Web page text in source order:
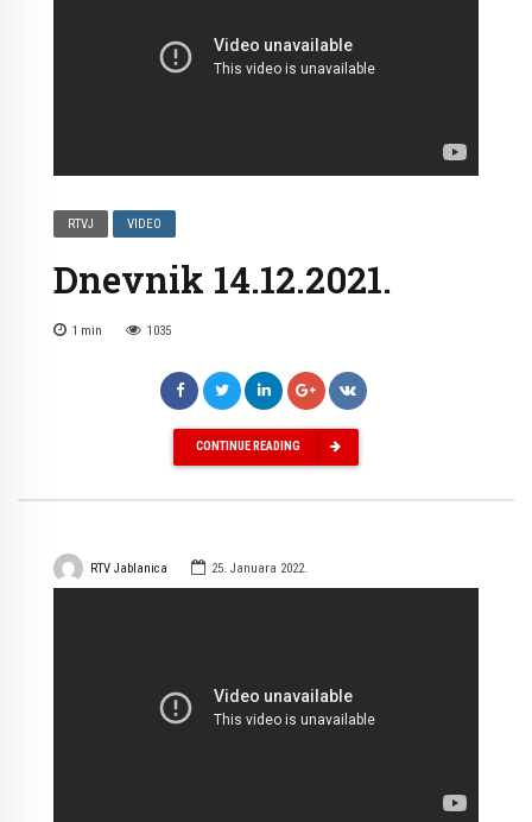
RTVJ VIDEO
Dnevnik 14.12.2021.
1 min 1035
CONTINUE READING
RTV Jablanica 25. Januara 2022.